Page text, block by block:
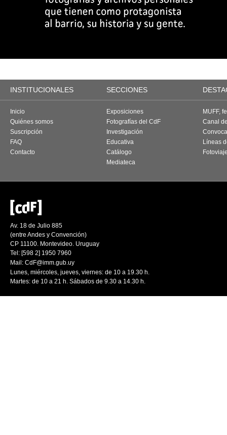
INSTITUCIONALES SECCIONES
Inicio
Quiénes somos
Suscripción
FAQ
Contacto
Exposiciones
Fotografías del CdF
Investigación
Educativa
Catálogo
Mediateca
MUFF,
Canal
Líneas
Av. 18 de Julio 885
(entre Andes y Convención)
CP 11100. Montevideo. Uruguay
Tel: [598 2] 1950 7960
Mail: CdF@imm.gub.uy
Lunes, miércoles, jueves, viernes: de 10 a 19.30 h.
Martes: de 10 a 21 h. Sábados de 9.30 a 14.30 h.